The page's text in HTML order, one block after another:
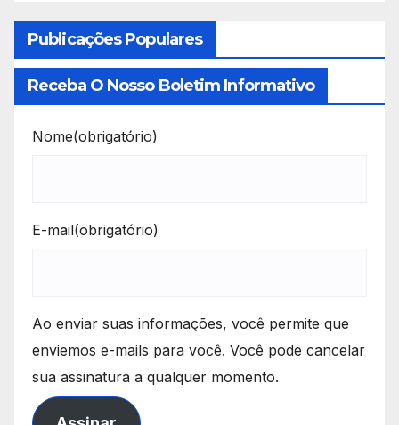
Publicações Populares
Receba O Nosso Boletim Informativo
Nome(obrigatório)
E-mail(obrigatório)
Ao enviar suas informações, você permite que
enviemos e-mails para você. Você pode cancelar
sua assinatura a qualquer momento.